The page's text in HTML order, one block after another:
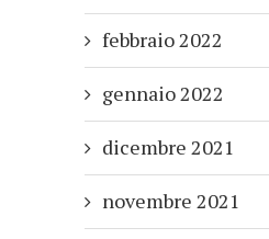
febbraio 2022
gennaio 2022
dicembre 2021
novembre 2021